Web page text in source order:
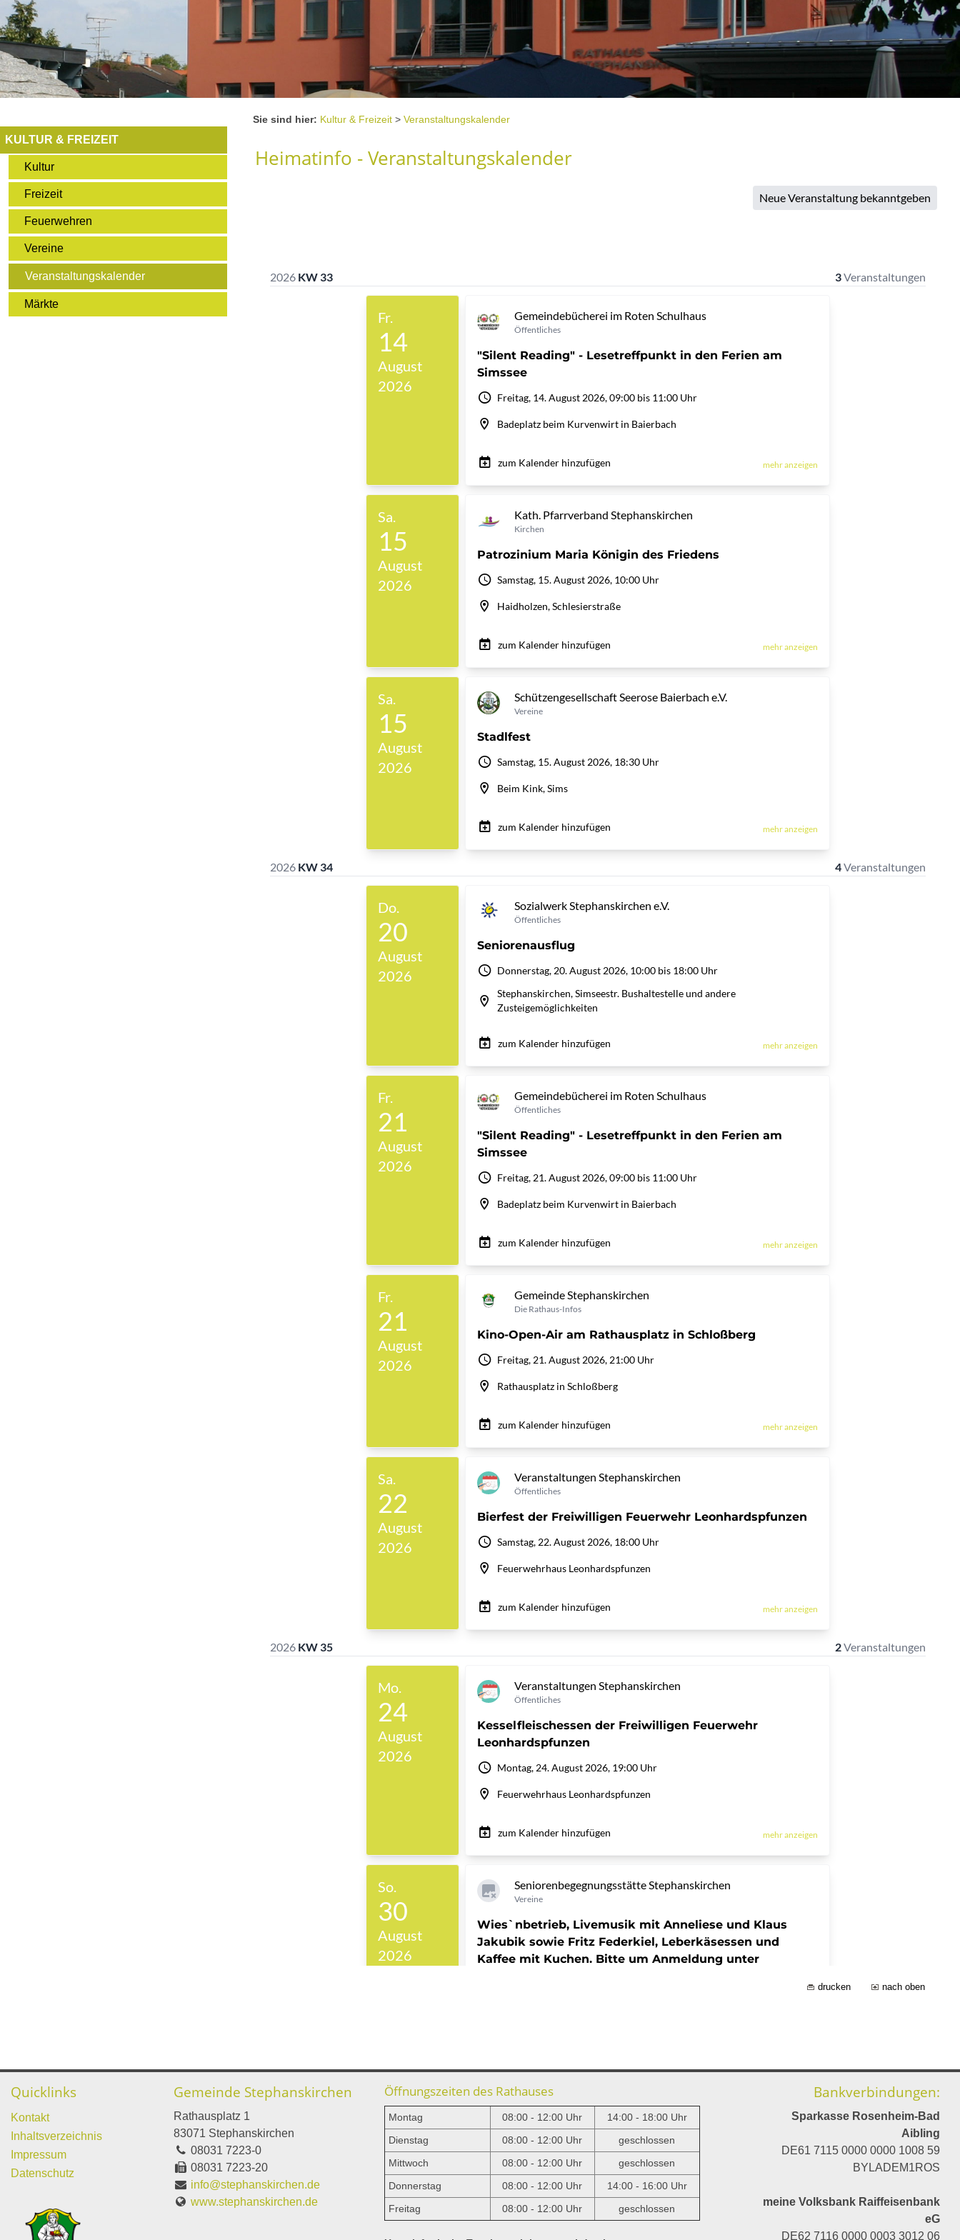
KULTUR & FREIZEIT
Kultur
Freizeit
Feuerwehren
Vereine
Veranstaltungskalender
Märkte
Sie sind hier: Kultur & Freizeit > Veranstaltungskalender
Heimatinfo - Veranstaltungskalender
drucken nach oben
Quicklinks
Kontakt
Inhaltsverzeichnis
Impressum
Datenschutz
Gemeinde Stephanskirchen
Rathausplatz 1
83071 Stephanskirchen
08031 7223-0
08031 7223-20
info@stephanskirchen.de
www.stephanskirchen.de
Öffnungszeiten des Rathauses
Montag 08:00 - 12:00 Uhr
14:00 - 18:00 Uhr
Dienstag
08:00 - 12:00 Uhr
geschlossen
Mittwoch
08:00 - 12:00 Uhr
geschlossen
Donnerstag
08:00 - 12:00 Uhr
14:00 - 16:00 Uhr
Freitag
08:00 - 12:00 Uhr geschlossen
Bankverbindungen:
Sparkasse Rosenheim-Bad
Aibling
DE61 7115 0000 0000 1008 59
BYLADEM1ROS
meine Volksbank Raiffeisenbank
eG
DE62 7116 0000 0003 3012 06